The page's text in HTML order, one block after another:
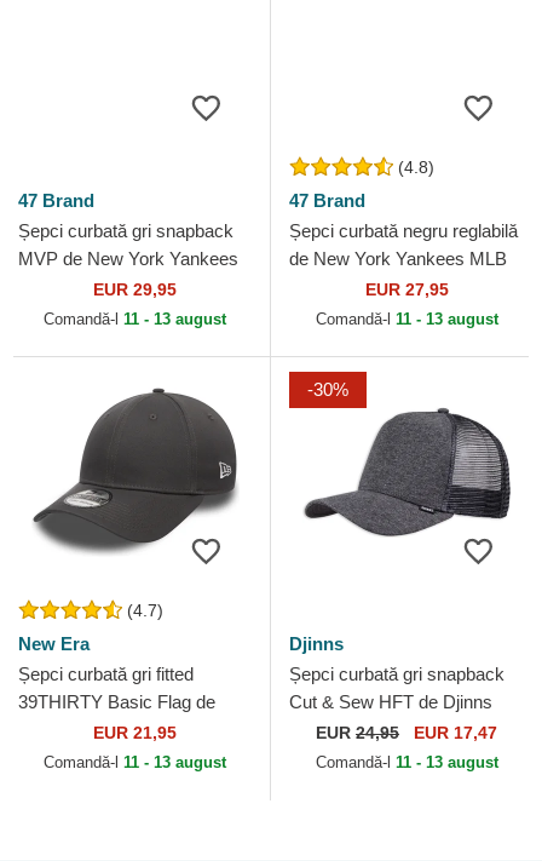
47 Brand
Șepci curbată gri snapback
MVP de New York Yankees
MLB de 47 Brand
EUR 29,95
Comandă-l 11 - 13 august
(4.8)
47 Brand
Șepci curbată negru reglabilă
de New York Yankees MLB
de 47 BrandEUR 27,95
Comandă-l 11 - 13 august
(4.7)
New Era
Șepci curbată gri fitted
39THIRTY Basic Flag de
EUR 21,95
Comandă-l 11 - 13 august
-30%
Djinns
Șepci curbată gri snapback
Cut & Sew HFT de Djinns
EUR 24,95 EUR 17,47
Comandă-l 11 - 13 august